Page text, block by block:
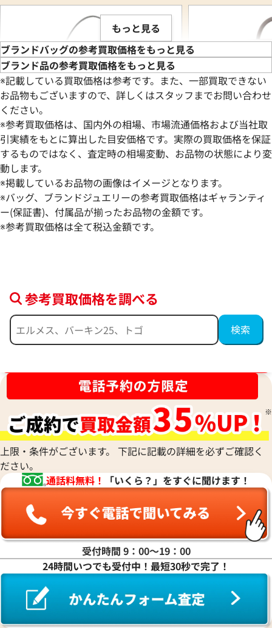
トッズ ハンドバッグ レザー
参考買取価格
ルイ・ヴィトン
サック N51132
ジバンシィ アンティゴナスモール ハンド
バッグ レザー
参考買取価格
65,000円
2026年7月13日時点
ボッテガ・ヴェネ
ージュ トートバッ
参考買取価格
2026年7月13日時
もっと見る
ブランドバッグの参考買取価格をもっと見る
ブランド品の参考買取価格をもっと見る
※記載している買取価格は参考です。また、一部買取できない
お品物もございますので、詳しくはスタッフまでお問い合わせ
ください。
※参考買取価格は、国内外の相場、市場流通価格および当社取
引実績をもとに算出した目安価格です。実際の買取価格を保証
するものではなく、査定時の相場変動、お品物の状態により変
動します。
※掲載しているお品物の画像はイメージとなります。
※バッグ、ブランドジュエリーの参考買取価格はギャランティ
ー(保証書)、付属品が揃ったお品物の金額です。
※参考買取価格は全て税込金額です。
参考買取価格を調べる
上限・条件がございます。 下記に記載の詳細を必ずご確認く
ださい。
通話料無料！
「いくら？」をすぐに聞けます！
受付時間 9：00〜19：00
24時間いつでも受付中！最短30秒で完了！